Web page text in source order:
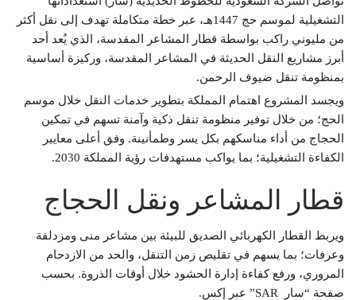
التشغيلية لموسم حج 1447هـ، عبر خطة متكاملة تهدف إلى نقل أكثر
من مليوني راكب بواسطة قطار المشاعر المقدسة، الذي يُعد أحد
أبرز مشاريع النقل الحديثة في المشاعر المقدسة، وركيزة أساسية
بمنظومة تنقل ضيوف الرحمن.
ويجسد المشروع اهتمام المملكة بتطوير خدمات النقل خلال موسم
الحج؛ من خلال توفير منظومة تنقل ذكية وآمنة تسهم في تمكين
الحجاج من أداء مناسكهم بكل يسر وطمأنينة. وفق أعلى معايير
الكفاءة التشغيلية؛ بما يواكب مستهدفات رؤية المملكة 2030.
قطار المشاعر ونقل الحجاج
ويربط القطار الكهربائي الصديق للبيئة بين مشاعر منى ومزدلفة
وعرفات؛ بما يسهم في تقليص زمن التنقل، والحد من الازدحام
المروري، ورفع كفاءة إدارة الحشود خلال أوقات الذروة. بحسب
صفحة “سار SAR” عبر إكس.